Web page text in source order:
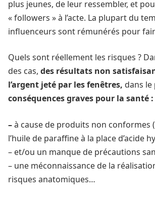
plus jeunes, de leur ressembler, et
« followers » à l’acte. La plupart du
influenceurs sont rémunérés pour
Quels sont réellement les risques ?
des cas, des résultats non
l’argent jeté par les fenêtres, dans le
conséquences graves pour la santé :
–à cause de produits non conformes
l’huile de paraffine à la place d’acide
– et/ou un manque de précautions
– une méconnaissance de la
risques anatomiques…